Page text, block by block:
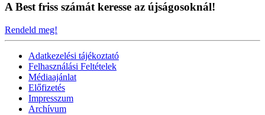
A Best friss számát keresse az újságosoknál!
Rendeld meg!
Adatkezelési tájékoztató
Felhasználási Feltételek
Médiaajánlat
Előfizetés
Impresszum
Archívum